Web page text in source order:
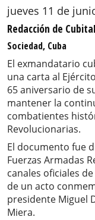
jueves 11 de
Redacción de
Sociedad, Cuba
El exmandatario
una carta al
65 aniversario de
mantener la
combatientes
Revolucionarias.
El documento fue
Fuerzas Armadas
canales oficiales
de un acto
presidente Miguel
Miera.